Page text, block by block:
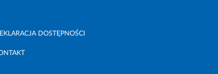
DOSTĘPNOŚCI